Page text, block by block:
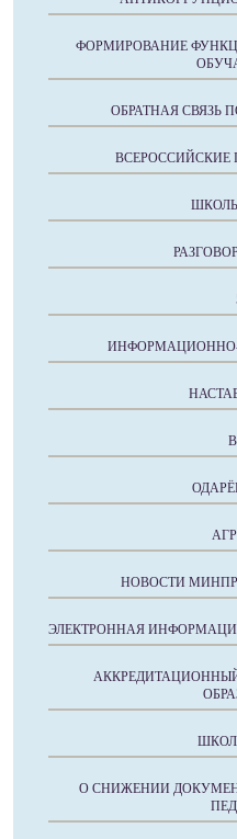
ФОРМИРОВАНИЕ
ОБРАТНАЯ СВЯЗЬ
ВСЕРОССИЙСКИЕ
НОВОСТИ
ЭЛЕКТРОННАЯ
О СНИЖЕНИИ